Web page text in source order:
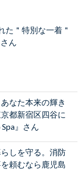
た＂特別な一着＂
ん
なた本来の輝き
都新宿区四谷に
』さん
しを守る。消防
頼むなら鹿児島